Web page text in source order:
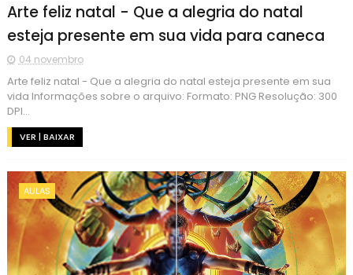
Arte feliz natal - Que a alegria do natal
esteja presente em sua vida para caneca
04 novembro
Arte feliz natal - Que a alegria do natal esteja presente em sua
vida Informações sobre o arquivo: Formato: PNG Resolução: 300
DPI...
VER | BAIXAR
AULAS